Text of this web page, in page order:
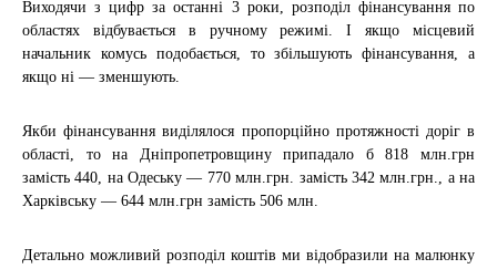
Виходячи з цифр за останні 3 роки, розподіл фінансування по
областях відбувається в ручному режимі. І якщо місцевий
начальник комусь подобається, то збільшують фінансування, а
якщо ні — зменшують.
Якби фінансування виділялося пропорційно протяжності доріг в
області, то на Дніпропетровщину припадало б 818 млн.грн
замість 440, на Одеську — 770 млн.грн. замість 342 млн.грн., а на
Харківську — 644 млн.грн замість 506 млн.
Детально можливий розподіл коштів ми відобразили на малюнку